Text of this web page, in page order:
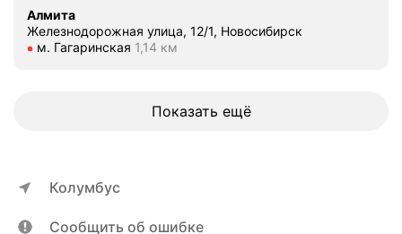
Алмита
Железнодорожная улица, 12/1, Новосибирск
Метро м. Гагаринская Расстояние 1,14 км
м. Гагаринская 1,14 км
Показать ещё
Колумбус
Сообщить об ошибке